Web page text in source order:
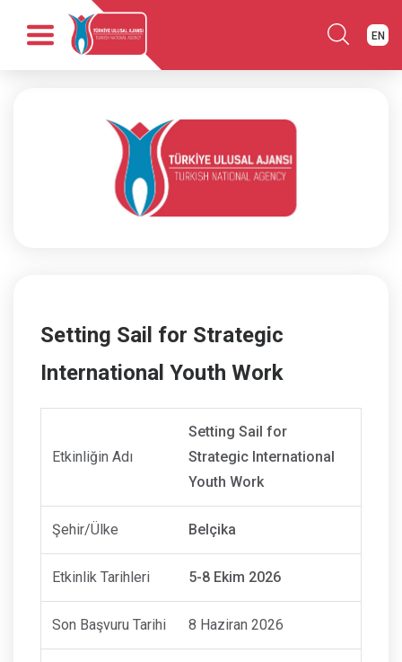
EN
Setting Sail for Strategic
International Youth Work
Etkinliğin Adı
Setting Sail for
Strategic International
Youth Work
Şehir/Ülke Belçika
Etkinlik Tarihleri 5-8 Ekim 2026
Son Başvuru Tarihi 8 Haziran 2026